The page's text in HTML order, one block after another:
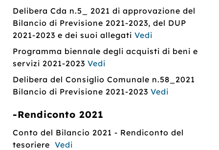
Delibera Cda n.5_ 2021 di approvazione del
Bilancio di Previsione 2021-2023, del DUP
2021-2023 e dei suoi allegatiVedi
Programma biennale degli acquisti di beni e
servizi 2021-2023Vedi
Delibera del Consiglio Comunale n.58_2021
Bilancio di Previsione 2021-2023Vedi
-Rendiconto 2021
Conto del Bilancio 2021 - Rendiconto del
tesoriereVedi